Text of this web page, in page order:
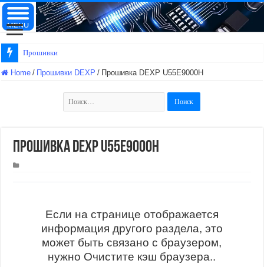
Прошивки Starwind
Home / Прошивки DEXP / Прошивка DEXP U55E9000H
Найти:
Прошивка DEXP U55E9000H
Если на странице отображается
информация другого раздела, это
может быть связано с браузером,
нужно Очистите кэш браузера..